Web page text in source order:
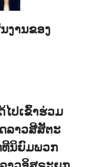
ງານຂອງ
ໄປເຂົ້າຮ່ວມ
ລາວສີສັຕະ
ທີນິຍົມພວກ